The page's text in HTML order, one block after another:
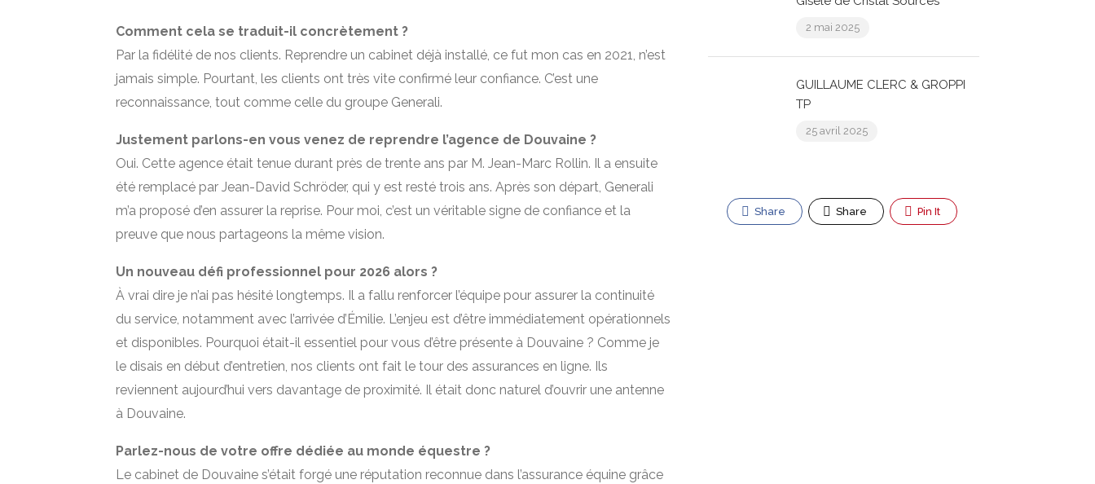
Comment cela se traduit-il concrètement ?
Par la fidélité de nos clients. Reprendre un cabinet déjà installé, ce fut mon cas en 2021, n’est
jamais simple. Pourtant, les clients ont très vite confirmé leur confiance. C’est une
reconnaissance, tout comme celle du groupe Generali.
Justement parlons-en vous venez de reprendre l’agence de Douvaine ?
Oui. Cette agence était tenue durant près de trente ans par M. Jean-Marc Rollin. Il a ensuite
été remplacé par Jean-David Schröder, qui y est resté trois ans. Après son départ, Generali
m’a proposé d’en assurer la reprise. Pour moi, c’est un véritable signe de confiance et la
preuve que nous partageons la même vision.
Un nouveau défi professionnel pour 2026 alors ?
À vrai dire je n’ai pas hésité longtemps. Il a fallu renforcer l’équipe pour assurer la continuité
du service, notamment avec l’arrivée d’Émilie. L’enjeu est d’être immédiatement opérationnels
et disponibles. Pourquoi était-il essentiel pour vous d’être présente à Douvaine ? Comme je
le disais en début d’entretien, nos clients ont fait le tour des assurances en ligne. Ils
reviennent aujourd’hui vers davantage de proximité. Il était donc naturel d’ouvrir une antenne
à Douvaine.
Parlez-nous de votre offre dédiée au monde équestre ?
Le cabinet de Douvaine s’était forgé une réputation reconnue dans l’assurance équine grâce
2 mai 2025
GUILLAUME CLERC & GROPPI
TP
25 avril 2025
Share Share Pin It